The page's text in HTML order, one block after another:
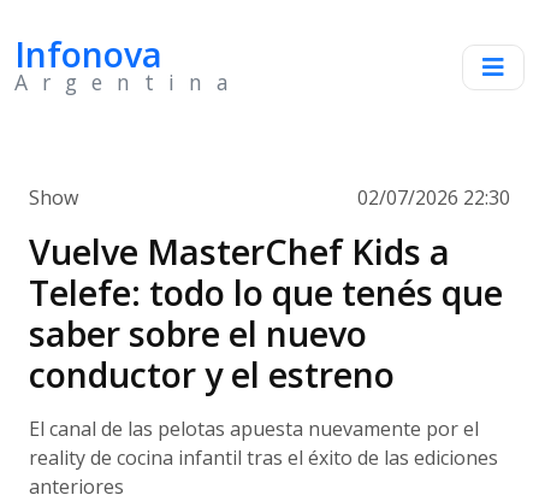
Infonova
Argentina
Show 02/07/2026 22:30
Vuelve MasterChef Kids a
Telefe: todo lo que tenés que
saber sobre el nuevo
conductor y el estreno
El canal de las pelotas apuesta nuevamente por el
reality de cocina infantil tras el éxito de las ediciones
anteriores